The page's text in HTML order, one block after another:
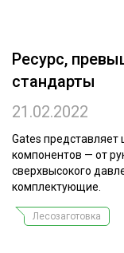
ПРОИЗВОДСТВО
ЦБП
КОМПЛЕКСНАЯ
ЛЕСОПИЛЕНИЕ
ДЕРЕВЯННОЕ
БЕЗОПАСНОЕ
Ресурс,
стандарты
21.02.2022
Gates представляет
компонентов — от
сверхвысокого
комплектующие.
Лесозаготовка